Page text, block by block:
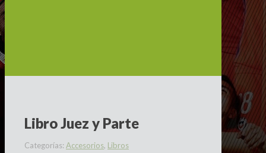
Libro Juez y Parte
Categorías: Accesorios, Libros